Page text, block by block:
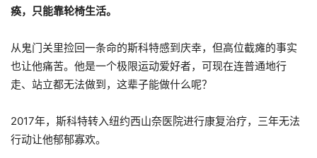
痪，只能靠轮椅生活。
从鬼门关里捡回一条命的斯科特感到庆幸，但高位截瘫的事实
也让他痛苦。他是一个极限运动爱好者，可现在连普通地行
走、站立都无法做到，这辈子能做什么呢？
2017年，斯科特转入纽约西山奈医院进行康复治疗，三年无法
行动让他郁郁寡欢。